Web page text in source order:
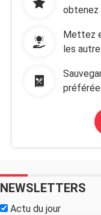
obtenez
Mettez
les
NEWSLETTERS
Actu du jour